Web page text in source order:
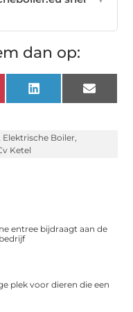
dan op:
LinkedIn Email
Elektrische Boiler,
Ketel
entree bijdraagt aan de
plek voor dieren die een